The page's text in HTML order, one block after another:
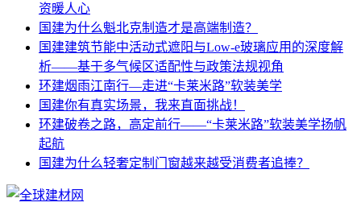
资暖人心
国建为什么魁北克制造才是高端制造？
国建建筑节能中活动式遮阳与Low-e玻璃应用的深度解
析——基于多气候区适配性与政策法规视角
环建烟雨江南行—走进“卡莱米路”软装美学
国建你有真实场景，我来直面挑战！
环建破卷之路，高定前行——“卡莱米路”软装美学扬帆
起航
国建为什么轻奢定制门窗越来越受消费者追捧？